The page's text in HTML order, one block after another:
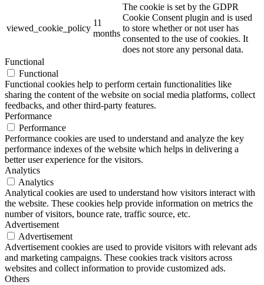
viewed_cookie_policy
11
months
The cookie is set by the GDPR
Cookie Consent plugin and is used
to store whether or not user has
consented to the use of cookies. It
does not store any personal data.
Functional
Functional
Functional cookies help to perform certain functionalities like
sharing the content of the website on social media platforms, collect
feedbacks, and other third-party features.
Performance
Performance
Performance cookies are used to understand and analyze the key
performance indexes of the website which helps in delivering a
better user experience for the visitors.
Analytics
Analytics
Analytical cookies are used to understand how visitors interact with
the website. These cookies help provide information on metrics the
number of visitors, bounce rate, traffic source, etc.
Advertisement
Advertisement
Advertisement cookies are used to provide visitors with relevant ads
and marketing campaigns. These cookies track visitors across
websites and collect information to provide customized ads.
Others